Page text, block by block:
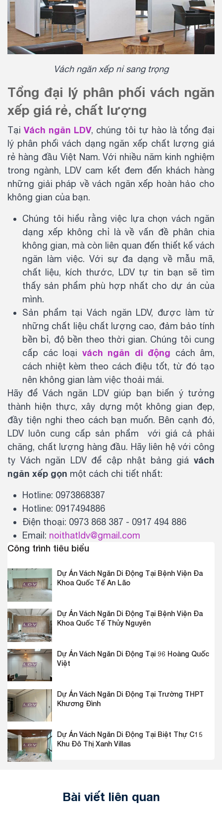
Vách ngăn xếp nỉ sang trọng
Tổng đại lý phân phối vách ngăn
xếp giá rẻ, chất lượng
TạiVách ngăn LDV, chúng tôi tự hào là tổng đại
lý phân phối vách dạng ngăn xếp chất lượng giá
rẻ hàng đầu Việt Nam. Với nhiều năm kinh nghiệm
trong ngành, LDV cam kết đem đến khách hàng
những giải pháp về vách ngăn xếp hoàn hảo cho
không gian của bạn.
Chúng tôi hiểu rằng việc lựa chọn vách ngăn
dạng xếp không chỉ là về vấn đề phân chia
không gian, mà còn liên quan đến thiết kế vách
ngăn làm việc. Với sự đa dạng về mẫu mã,
chất liệu, kích thước, LDV tự tin bạn sẽ tìm
thấy sản phẩm phù hợp nhất cho dự án của
mình.
Sản phẩm tại Vách ngăn LDV, được làm từ
những chất liệu chất lượng cao, đảm bảo tính
bền bỉ, độ bền theo thời gian. Chúng tôi cung
cấp các loại vách ngăn di động cách âm,
cách nhiệt kèm theo cách điệu tốt, từ đó tạo
nên không gian làm việc thoải mái.
Hãy để Vách ngăn LDV giúp bạn biến ý tưởng
thành hiện thực, xây dựng một không gian đẹp,
đầy tiện nghi theo cách bạn muốn. Bên cạnh đó,
LDV luôn cung cấp sản phẩm với giá cả phải
chăng, chất lượng hàng đầu. Hãy liên hệ với công
ty Vách ngăn LDV để cập nhật bảng giá vách
ngăn xếp gọn một cách chi tiết nhất:
Hotline: 0973868387
Hotline: 0917494886
Điện thoại: 0973 868 387 - 0917 494 886
Email: noithatldv@gmail.com
Công trình tiêu biểu
Dự Án Vách Ngăn Di Động Tại Bệnh Viện Đa
Khoa Quốc Tế An Lão
Dự Án Vách Ngăn Di Động Tại Bệnh Viện Đa
Khoa Quốc Tế Thủy Nguyên
Dự Án Vách Ngăn Di Động Tại 96 Hoàng Quốc
Việt
Dự Án Vách Ngăn Di Động Tại Trường THPT
Khương Đình
Dự Án Vách Ngăn Di Động Tại Biệt Thự C15
Khu Đô Thị Xanh Villas
Bài viết liên quan